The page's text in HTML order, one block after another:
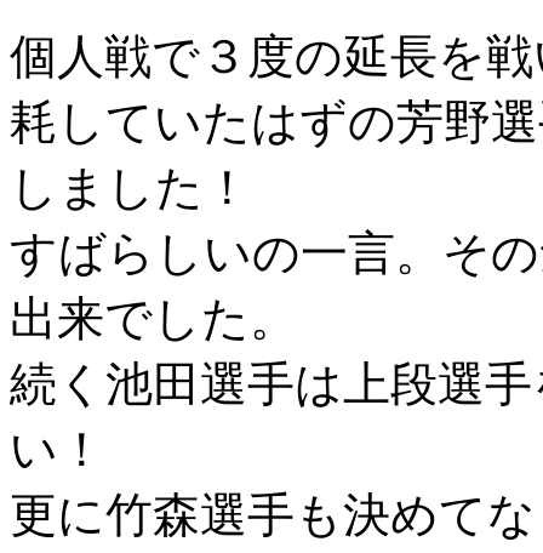
個人戦で３度の延長を
耗していたはずの芳野
しました！
すばらしいの一言。そ
出来でした。
続く池田選手は上段選
い！
更に竹森選手も決めて